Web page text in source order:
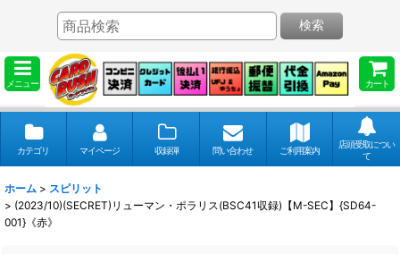
メニュー カート
検索
カテゴリ マイページ 収録弾 問い合わせ ご利用案内
店頭受取につい
て
ホーム > スピリット
> (2023/10)(SECRET)リューマン・ポラリス(BSC41収録)【M-SEC】{SD64-
001}《赤》